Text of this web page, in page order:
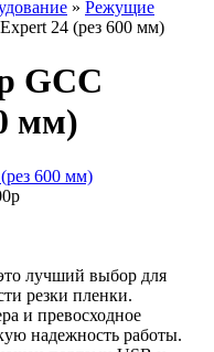
» Режущие
24 (рез 600 мм)
GCC
мм)
лучший выбор для
резки пленки.
и превосходное
надежность работы.